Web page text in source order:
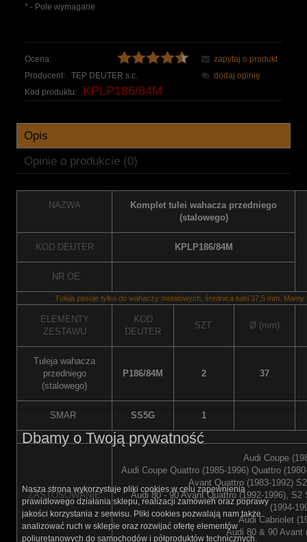
* - Pole wymagane
Ocena:
Producent:
TEP DEUTER s.c.
Kod produktu:
KPLP186/84M
zapytaj o produkt
dodaj opinię
Opis
Opinie o produkcie (0)
NAZWA
Komplet tulei wahacza przedniego
(stalowego)
KOD DEUTER KPLP186/84M
NR OE
Tuleja pasuje tylko do wahaczy metalowych, średnica tulei 37,5 mm.
ELEMENTY
ZESTAWU
KOD
DEUTER
SZT. Ø (mm)
Tuleja wahacza
przedniego
(stalowego)
P186/84M 2 37
SMAR SS5G 1
ZASTOSOWANIE
Audi Coupe
Audi Coupe Quattro (1985-1996) Quattro
Avant Quattro (1983-1992)
Audi 80 - 90 Avant Quattro (1992-1996),
(1994-
Audi Cabriolet
Audi 80 & 90 Avant
Dbamy o Twoją prywatność
Nasza strona wykorzystuje pliki cookies w celu zapewnienia
prawidłowego działania sklepu, realizacji zamówień oraz poprawy
jakości korzystania z serwisu. Pliki cookies pozwalają nam także
analizować ruch w sklepie oraz rozwijać ofertę elementów
poliuretanowych do samochodów i półproduktów technicznych.